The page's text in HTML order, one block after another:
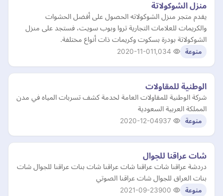
منزل الشوكولاتة
يقدم متجر منزل الشوكولاته الحصول على أفضل الحشوات
والكريمات للعلامات التجارية تروا وبوب سويت، فستجد على منزل
الشوكولاتة بودرة بسكوت وكريمات ذات أنواع مختلفة.
منوعة 2020-11-01
الوطنية للمقاولات
شركة الوطنية للمقاولات العامة لخدمة كشف تسربات المياه في مدن
المملكة العربية السعودية
منوعة 2020-12-04
شات عراقنا للجوال
دردشة عراقنا شات عراقنا شات عراقنا شات بنات عراقنا للجوال شات
بنات العراق للجوال شات عراقنا الصوتي
منوعة 2021-09-23